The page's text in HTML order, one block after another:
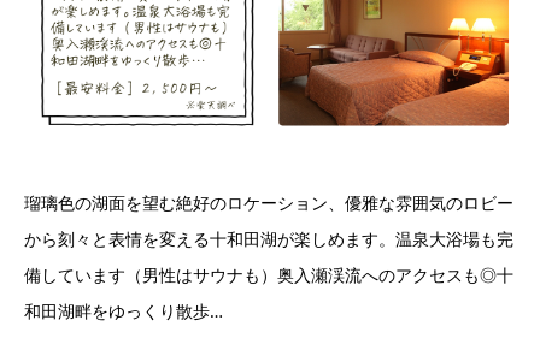
瑠璃色の湖面を望む絶好のロケーション、優雅な雰囲気のロビー
から刻々と表情を変える十和田湖が楽しめます。温泉大浴場も完
備しています（男性はサウナも）奥入瀬渓流へのアクセスも◎十
和田湖畔をゆっくり散歩…